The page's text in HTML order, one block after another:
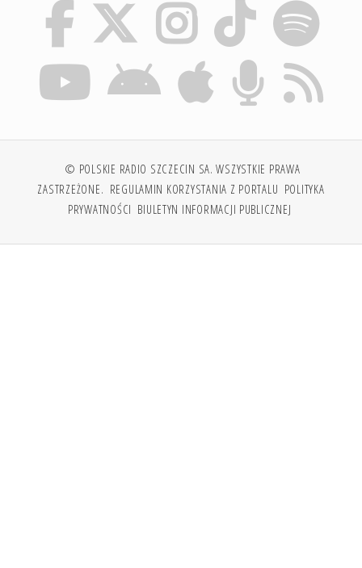
© POLSKIE RADIO SZCZECIN SA. WSZYSTKIE PRAWA
ZASTRZEŻONE. REGULAMIN KORZYSTANIA Z PORTALU POLITYKA
PRYWATNOŚCI BIULETYN INFORMACJI PUBLICZNEJ